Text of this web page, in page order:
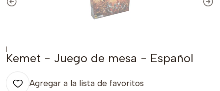
|
Kemet - Juego de mesa - Español
Agregar a la lista de favoritos